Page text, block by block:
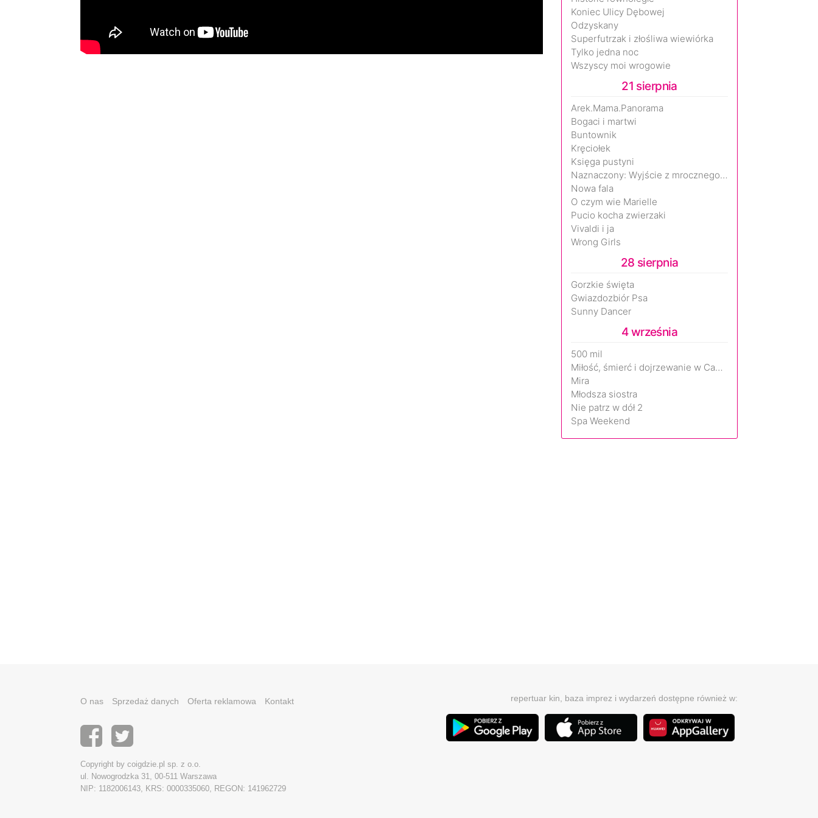
Koniec Ulicy Dębowej
Odzyskany
Superfutrzak i złośliwa wiewiórka
Tylko jedna noc
Wszyscy moi wrogowie
21 sierpnia
Arek.Mama.Panorama
Bogaci i martwi
Buntownik
Kręciołek
Księga pustyni
Naznaczony: Wyjście z mrocznego wymiaru
Nowa fala
O czym wie Marielle
Pucio kocha zwierzaki
Vivaldi i ja
Wrong Girls
28 sierpnia
Gorzkie święta
Gwiazdozbiór Psa
Sunny Dancer
4 września
500 mil
Miłość, śmierć i dojrzewanie w Camp Miasma
Mira
Młodsza siostra
Nie patrz w dół 2
Spa Weekend
O nas Sprzedaż danych Oferta reklamowa Kontakt
Copyright by coigdzie.pl sp. z o.o.
ul. Nowogrodzka 31, 00-511 Warszawa
NIP: 1182006143, KRS: 0000335060, REGON: 141962729
repertuar kin, baza imprez i wydarzeń dostępne również w: